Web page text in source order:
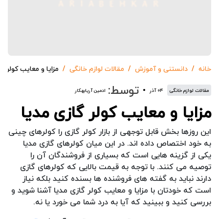
خانه دانستنی و آموزش مقالات لوازم خانگی مزایا و معایب کولر
مقالات لوازم خانگی ۰۴ آذر توسط: ادمین آریابهکار
مزایا و معایب کولر گازی مدیا
این روزها بخش قابل توجهی از بازار کولر گازی را کولرهای چینی
به خود اختصاص داده اند. در این میان کولرهای گازی مدیا
یکی از گزینه هایی است که بسیاری از فروشندگان آن را
توصیه می کنند. با توجه به قیمت بالایی که کولرهای گازی
دارند نباید به گفته های فروشنده ها بسنده کنید بلکه نیاز
است که خودتان با مزایا و معایب کولر گازی مدیا آشنا شوید و
بررسی کنید و ببینید که آیا به درد شما می خورد یا نه.